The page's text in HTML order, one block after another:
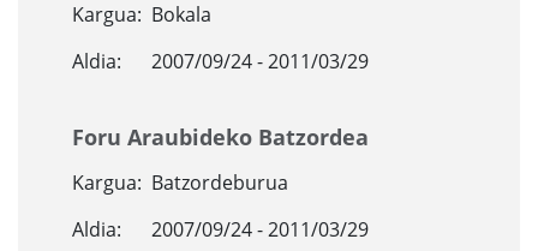
Kargua: Bokala
Aldia:
2007/09/24 - 2011/03/29
Foru Araubideko Batzordea
Kargua: Batzordeburua
Aldia:
2007/09/24 - 2011/03/29